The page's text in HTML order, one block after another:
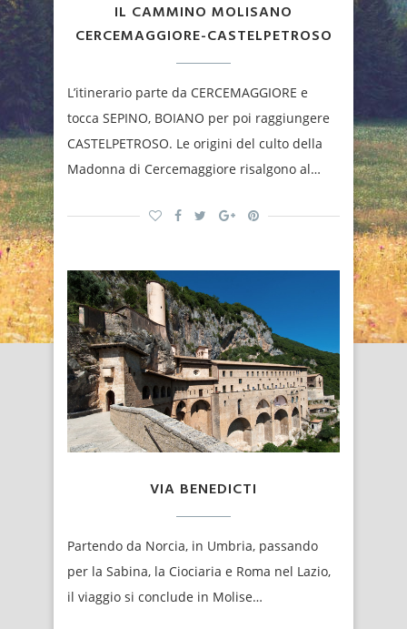
IL CAMMINO MOLISANO
CERCEMAGGIORE-CASTELPETROSO
L’itinerario parte da CERCEMAGGIORE e
tocca SEPINO, BOIANO per poi raggiungere
CASTELPETROSO. Le origini del culto della
Madonna di Cercemaggiore risalgono al…
VIA BENEDICTI
Partendo da Norcia, in Umbria, passando
per la Sabina, la Ciociaria e Roma nel Lazio,
il viaggio si conclude in Molise…